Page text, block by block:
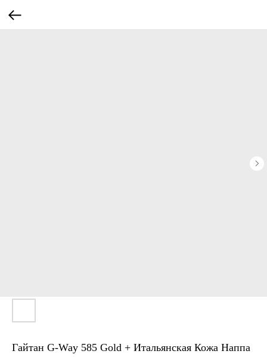
Гайтан G-Way 585 Gold + Итальянская Кожа Наппа